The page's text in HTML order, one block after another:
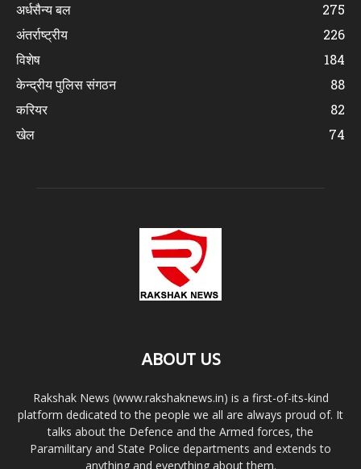
अर्धसैन्य बल
275
अंतर्राष्ट्रीय
226
विशेष
184
केन्द्रीय पुलिस संगठन
88
करियर
82
खेल
74
ABOUT US
Rakshak News (www.rakshaknews.in) is a first-of-its-kind
platform dedicated to the people we all are always proud of. It
talks about the Defence and the Armed forces, the
Paramilitary and State Police departments and extends to
anything and everything about them.